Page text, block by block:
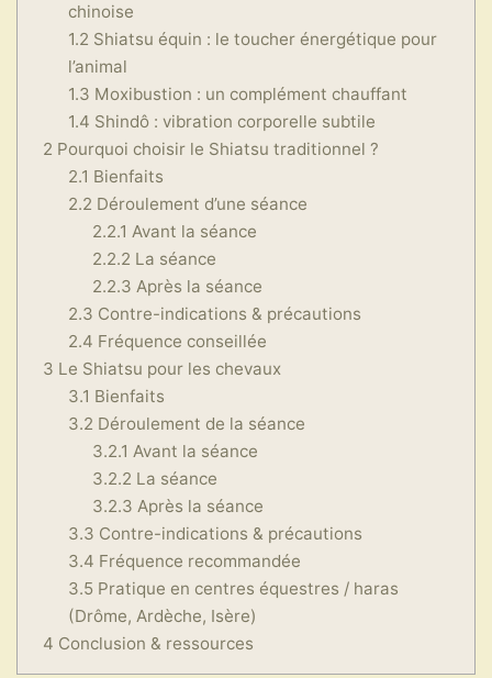
chinoise
1.2 Shiatsu équin : le toucher énergétique pour
l’animal
1.3 Moxibustion : un complément chauffant
1.4 Shindô : vibration corporelle subtile
2 Pourquoi choisir le Shiatsu traditionnel ?
2.1 Bienfaits
2.2 Déroulement d’une séance
2.2.1 Avant la séance
2.2.2 La séance
2.2.3 Après la séance
2.3 Contre-indications & précautions
2.4 Fréquence conseillée
3 Le Shiatsu pour les chevaux
3.1 Bienfaits
3.2 Déroulement de la séance
3.2.1 Avant la séance
3.2.2 La séance
3.2.3 Après la séance
3.3 Contre-indications & précautions
3.4 Fréquence recommandée
3.5 Pratique en centres équestres / haras
(Drôme, Ardèche, Isère)
4 Conclusion & ressources